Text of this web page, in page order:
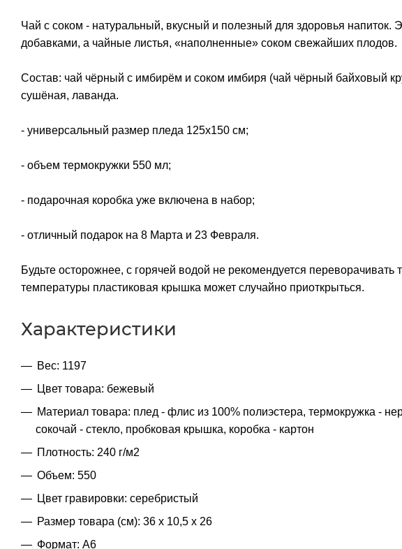
Чай с соком - натуральный, вкусный и полезный для здоровья напиток.
добавками, а чайные листья, «наполненные» соком свежайших плодов.
Состав: чай чёрный с имбирём и соком имбиря (чай чёрный байховый
сушёная, лаванда.
- универсальный размер пледа 125х150 см;
- объем термокружки 550 мл;
- подарочная коробка уже включена в набор;
- отличный подарок на 8 Марта и 23 Февраля.
Будьте осторожнее, с горячей водой не рекомендуется
температуры пластиковая крышка может случайно приоткрыться.
Характеристики
Вес: 1197
Цвет товара: бежевый
Материал товара: плед - флис из 100% полиэстера, термокружка -
сокочай - стекло, пробковая крышка, коробка - картон
Плотность: 240 г/м2
Объем: 550
Цвет гравировки: серебристый
Размер товара (см): 36 х 10,5 х 26
Формат: A6